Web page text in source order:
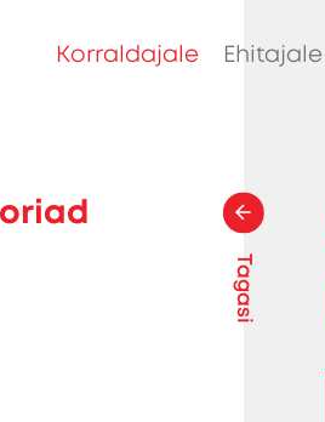
Korraldajale Ehitajale
Tagasi